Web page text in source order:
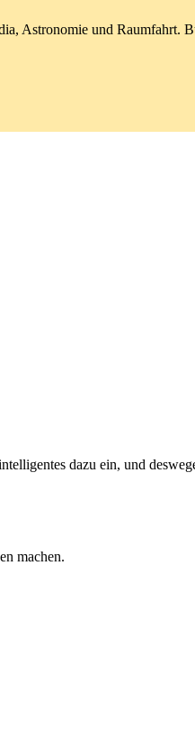
Astronomie und Raumfahrt.
dazu ein, und
machen.